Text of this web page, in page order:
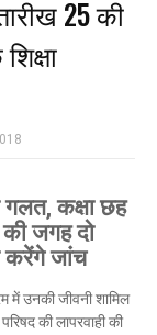
25 की
कक्षा छह
जगह दो
करेंगे जांच
में उनकी जीवनी शामिल
की लापरवाही की